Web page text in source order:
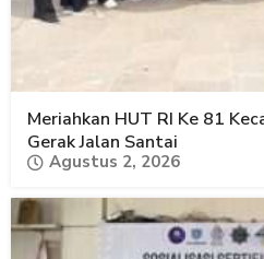
Meriahkan HUT RI Ke 81
Gerak Jalan Santai
Agustus 2, 2026